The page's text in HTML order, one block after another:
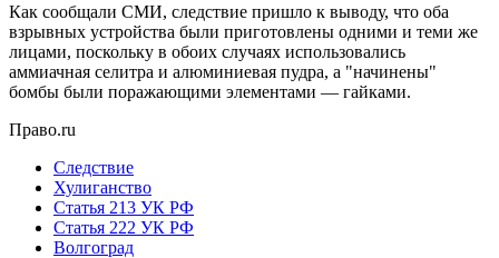
Как сообщали СМИ, следствие пришло к выводу, что оба
взрывных устройства были приготовлены одними и теми же
лицами, поскольку в обоих случаях использовались
аммиачная селитра и алюминиевая пудра, а "начинены"
бомбы были поражающими элементами — гайками.
Право.ru
Следствие
Хулиганство
Статья 213 УК РФ
Статья 222 УК РФ
Волгоград